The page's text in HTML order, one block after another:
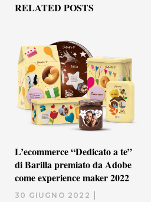
RELATED POSTS
L’ecommerce “Dedicato a te”
di Barilla premiato da Adobe
come experience maker 2022
30 GIUGNO 2022